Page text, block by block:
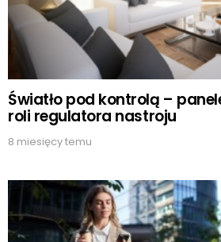
Światło pod kontrolą –
roli regulatora nastroju
8 miesięcy temu